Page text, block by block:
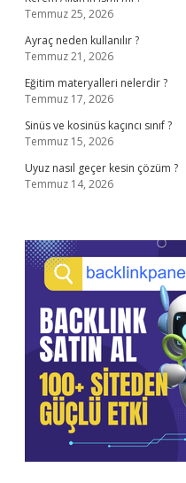
Temmuz 25, 2026
Ayraç neden kullanılır ?
Temmuz 21, 2026
Eğitim materyalleri nelerdir ?
Temmuz 17, 2026
Sinüs ve kosinüs kaçıncı sınıf ?
Temmuz 15, 2026
Uyuz nasıl geçer kesin çözüm ?
Temmuz 14, 2026